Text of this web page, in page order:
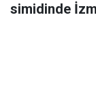
simidinde